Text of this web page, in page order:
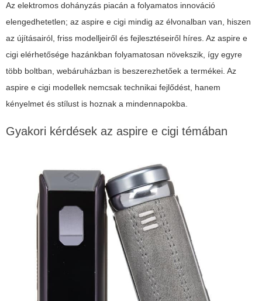
Az elektromos dohányzás piacán a folyamatos innováció
elengedhetetlen; az aspire e cigi mindig az élvonalban van, hiszen
az újításairól, friss modelljeiről és fejlesztéseiről híres. Az aspire e
cigi elérhetősége hazánkban folyamatosan növekszik, így egyre
több boltban, webáruházban is beszerezhetőek a termékei. Az
aspire e cigi modellek nemcsak technikai fejlődést, hanem
kényelmet és stílust is hoznak a mindennapokba.
Gyakori kérdések az aspire e cigi témában